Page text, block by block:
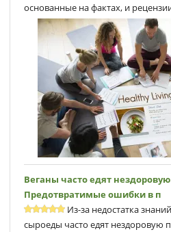
основанные на фактах, и
Веганы часто едят
Предотвратимые ошибки в п
Из-за недостатка
сыроеды часто едят нездоровую